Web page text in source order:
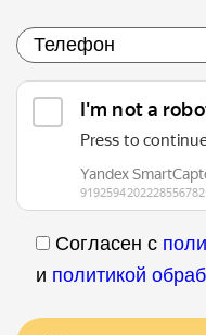
Согласен с
и политикой